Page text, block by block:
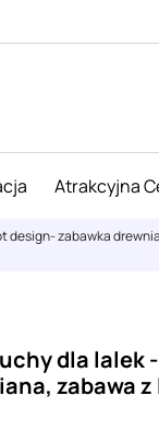
Atrakcyjna
design- zabawka
dla lalek
zabawa